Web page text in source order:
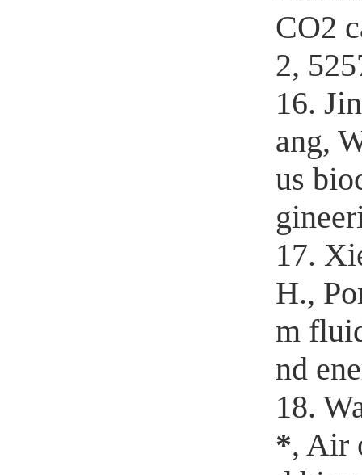
CO2
2,
16.
ang,
us
17.
H.,
m
nd
18.
*, Air